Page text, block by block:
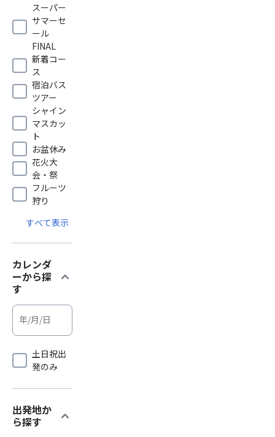
スーパー
サマーセ
ール
FINAL
新着コー
ス
宿泊バス
ツアー
シャイン
マスカッ
ト
お盆休み
花火大
会・祭
フルーツ
狩り
すべて表示
カレンダ
ーから探
す
expand_more
土日祝出
発のみ
出発地か
ら探す
expand_more